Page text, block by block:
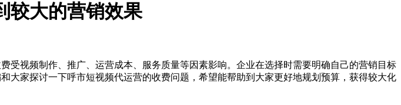
较大的营销效果
受视频制作、推广、运营成本、服务质量等因素影响。企业在选择时需要明确自己的营销目标
家探讨一下呼市短视频代运营的收费问题，希望能帮助到大家更好地规划预算，获得较大化